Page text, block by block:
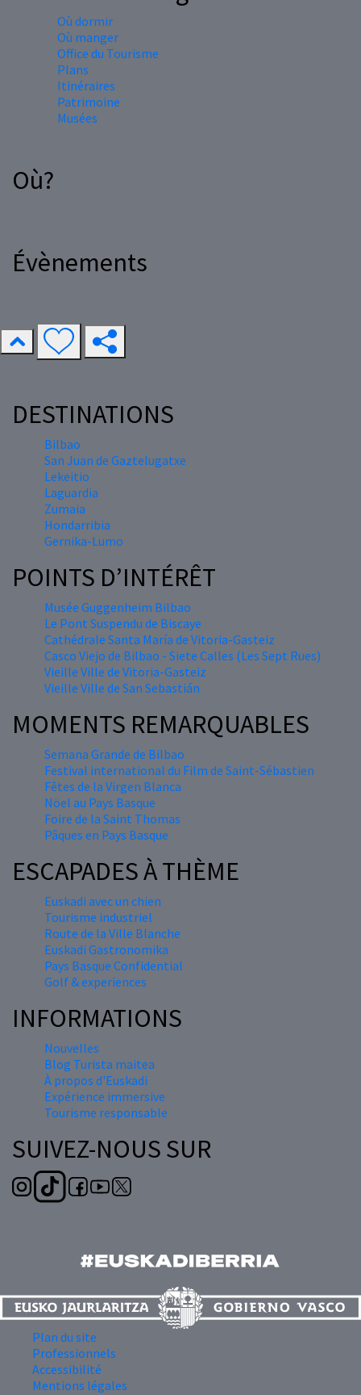
Où dormir
Où manger
Office du Tourisme
Plans
Itinéraires
Patrimoine
Musées
Où?
Évènements
DESTINATIONS
Bilbao
San Juan de Gaztelugatxe
Lekeitio
Laguardia
Zumaia
Hondarribia
Gernika-Lumo
POINTS D’INTÉRÊT
Musée Guggenheim Bilbao
Le Pont Suspendu de Biscaye
Cathédrale Santa María de Vitoria-Gasteiz
Casco Viejo de Bilbao - Siete Calles (Les Sept Rues)
Vieille Ville de Vitoria-Gasteiz
Vieille Ville de San Sebastián
MOMENTS REMARQUABLES
Semana Grande de Bilbao
Festival international du Film de Saint-Sébastien
Fêtes de la Virgen Blanca
Nöel au Pays Basque
Foire de la Saint Thomas
Pâques en Pays Basque
ESCAPADES À THÈME
Euskadi avec un chien
Tourisme industriel
Route de la Ville Blanche
Euskadi Gastronomika
Pays Basque Confidential
Golf & experiences
INFORMATIONS
Nouvelles
Blog Turista maitea
À propos d'Euskadi
Expérience immersive
Tourisme responsable
SUIVEZ-NOUS SUR
Plan du site
Professionnels
Accessibilité
Mentions légales